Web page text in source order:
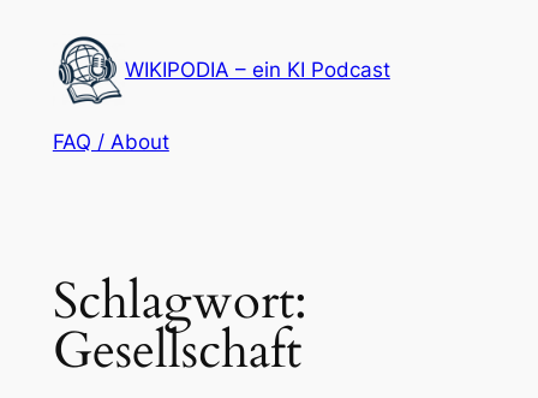
Inhalt
springen
WIKIPODIA – ein KI Podcast
FAQ / About
Schlagwort:
Gesellschaft